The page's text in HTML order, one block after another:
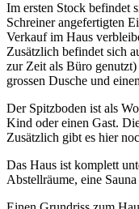
Im ersten Stock befindet
Schreiner angefertigten
Verkauf im Haus
Zusätzlich befindet sich
zur Zeit als Büro
grossen Dusche und
Der Spitzboden ist als
Kind oder einen Gast.
Zusätzlich gibt es hier
Das Haus ist komplett
Abstellräume, eine